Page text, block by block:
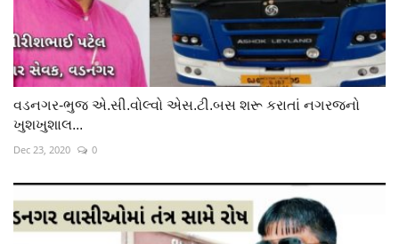
વડનગર-ભુજ એ.સી.વોલ્વો એસ.ટી.બસ શરૂ કરાતાં નગરજનો
ખુશખુશાલ...
Dec 23, 2020 0